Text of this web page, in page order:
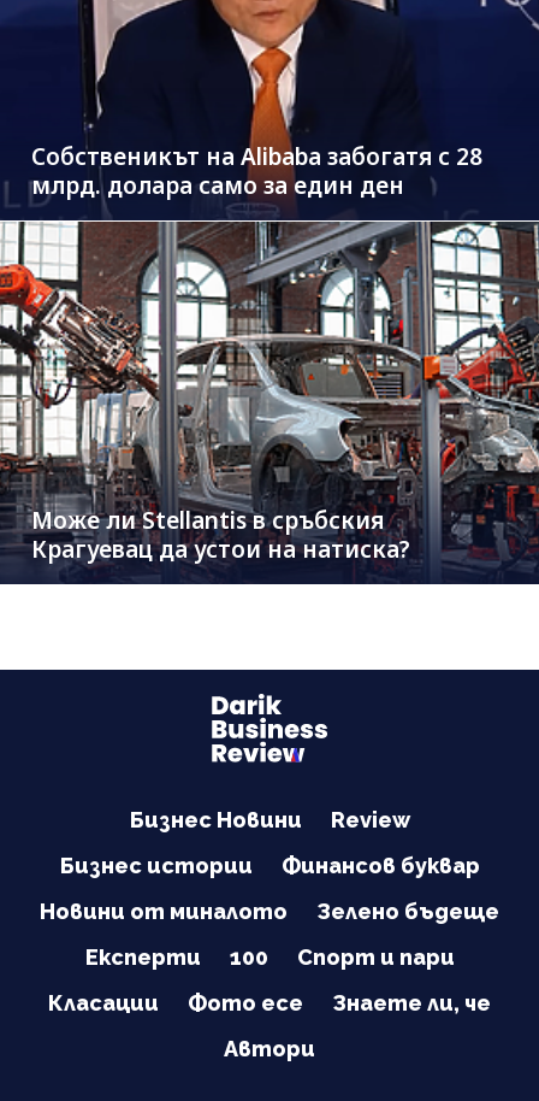
Собственикът на Alibaba забогатя с 28
млрд. долара само за един ден
Може ли Stellantis в сръбския
Крагуевац да устои на натиска?
Бизнес Новини
Review
Бизнес истории
Финансов буквар
Новини от миналото
Зелено бъдеще
Експерти
100
Спорт и пари
Класации
Фото есе
Знаете ли, че
Автори